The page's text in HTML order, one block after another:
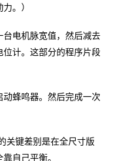
。）
电机脉宽值，然后减去
计。这部分的程序片段
蜂鸣器。然后完成一次
关键差别是在全尺寸版
自己平衡。